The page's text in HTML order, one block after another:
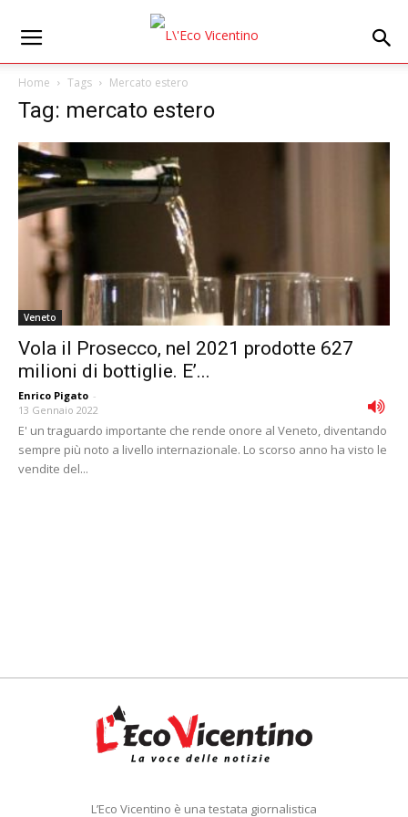
Home Tags Mercato estero
Tag: mercato estero
Veneto
Vola il Prosecco, nel 2021 prodotte 627
milioni di bottiglie. E’...
Enrico Pigato -
13 Gennaio 2022
E' un traguardo importante che rende onore al Veneto, diventando
sempre più noto a livello internazionale. Lo scorso anno ha visto le
vendite del...
L’Eco Vicentino è una testata giornalistica